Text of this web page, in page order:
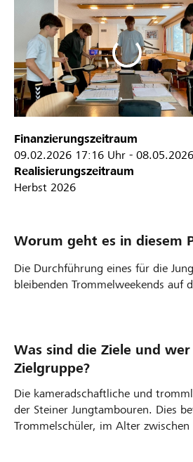
Finanzierungszeitraum
09.02.2026 17:16 Uhr - 08.05.2026
Realisierungszeitraum
Herbst 2026
Worum geht es in diesem
Die Durchführung eines für die
bleibenden Trommelweekends auf
Was sind die Ziele und wer
Zielgruppe?
Die kameradschaftliche und
der Steiner Jungtambouren. Dies
Trommelschüler, im Alter zwischen